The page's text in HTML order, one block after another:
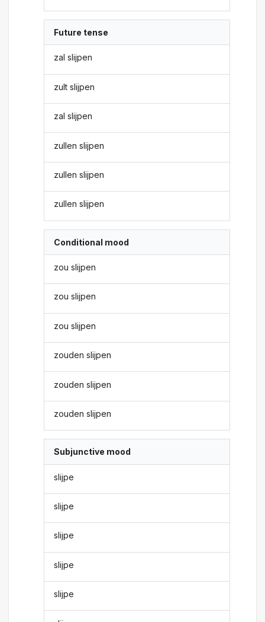
Future tense
zal slijpen
zult slijpen
zal slijpen
zullen slijpen
zullen slijpen
zullen slijpen
Conditional mood
zou slijpen
zou slijpen
zou slijpen
zouden slijpen
zouden slijpen
zouden slijpen
Subjunctive mood
slijpe
slijpe
slijpe
slijpe
slijpe